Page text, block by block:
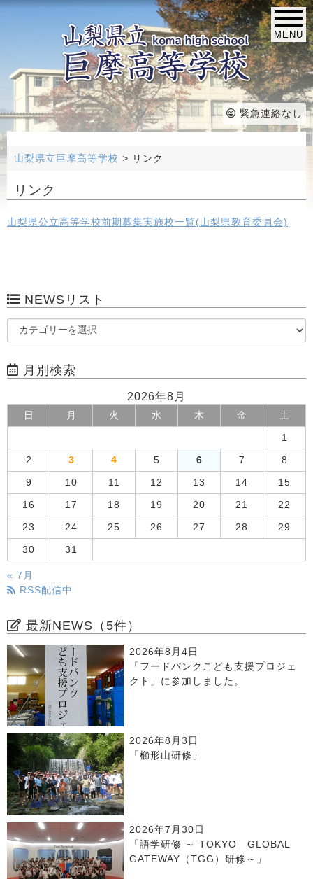
MENU
緊急連絡なし
山梨県立巨摩高等学校 > リンク
リンク
山梨県公立高等学校前期募集実施校一覧(山梨県教育委員会)
NEWSリスト
月別検索
2026年8月
日 月 火 水 木 金 土
1
2 3 4 5 6 7 8
9 10 11 12 13 14 15
16 17 18 19 20 21 22
23 24 25 26 27 28 29
30 31
« 7月
RSS配信中
最新NEWS（5件）
2026年8月4日
「フードバンクこども支援プロジェ
クト」に参加しました。
2026年8月3日
「櫛形山研修」
2026年7月30日
「語学研修 ～ TOKYO GLOBAL
GATEWAY（TGG）研修～」